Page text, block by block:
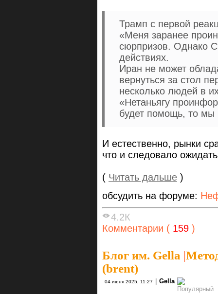
Трамп с первой
«Меня заранее
сюрпризов. Однако
действиях.
Иран не может
вернуться за стол
несколько людей в
«Нетаньягу
будет помощь, то
И естественно, рынки
что и следовало
( Читать дальше )
обсудить на форуме:
4.2К
Комментарии ( 159 )
Блог им. Gella |
(brent)
04 июня 2025, 11:27 Gella